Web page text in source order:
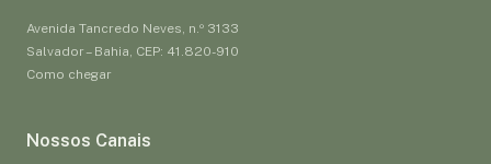
Avenida Tancredo Neves, n.º 3133
Salvador – Bahia, CEP: 41.820-910
Como chegar
Nossos Canais